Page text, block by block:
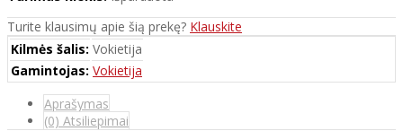
Turite klausimų apie šią prekę? Klauskite
Kilmės šalis: Vokietija
Gamintojas: Vokietija
Aprašymas
(0) Atsiliepimai